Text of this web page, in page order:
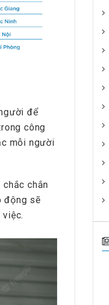
để
công
mỗi người
chắn
động sẽ